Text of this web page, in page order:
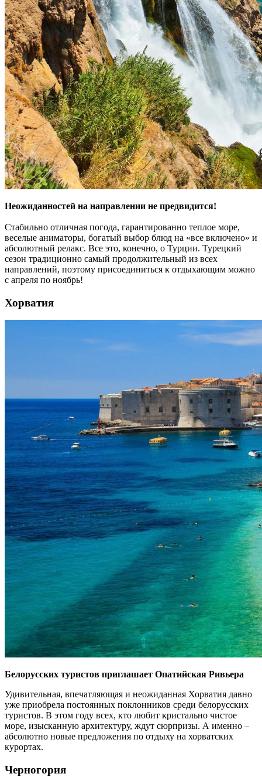
Неожиданностей на направлении не предвидится!
Стабильно отличная погода, гарантированно теплое море,
веселые аниматоры, богатый выбор блюд на «все включено» и
абсолютный релакс. Все это, конечно, о Турции. Турецкий
сезон традиционно самый продолжительный из всех
направлений, поэтому присоединиться к отдыхающим можно
с апреля по ноябрь!
Хорватия
Белорусских туристов приглашает Опатийская Ривьера
Удивительная, впечатляющая и неожиданная Хорватия давно
уже приобрела постоянных поклонников среди белорусских
туристов. В этом году всех, кто любит кристально чистое
море, изысканную архитектуру, ждут сюрпризы. А именно –
абсолютно новые предложения по отдыху на хорватских
курортах.
Черногория